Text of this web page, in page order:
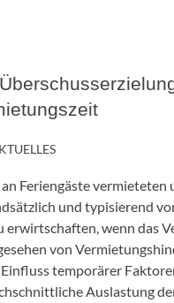
Feriengäste
und typisierend
erwirtschaften, wenn das
von
temporärer
Auslastung